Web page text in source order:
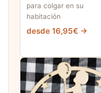
para colgar en su
habitación
desde 16,95€ →